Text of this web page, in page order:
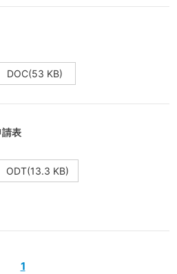
DOC(53 KB)
表
ODT(13.3 KB)
1